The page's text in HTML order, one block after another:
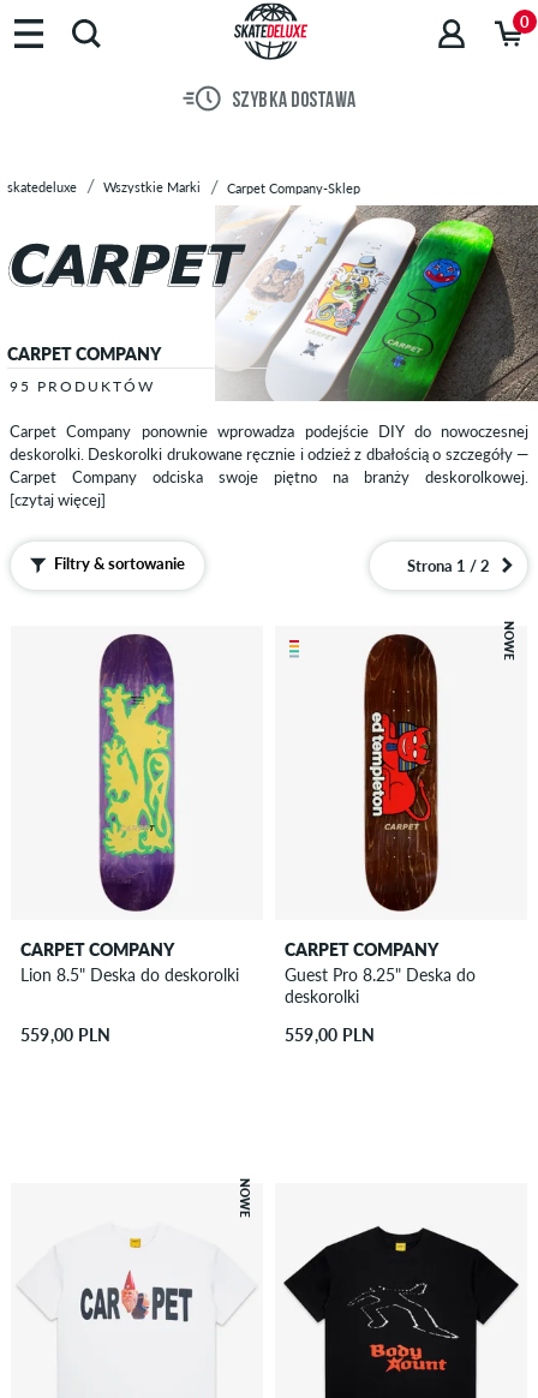
Marki
Deskorolki
Sale
0
SZYBKA DOSTAWA
skatedeluxe Wszystkie Marki Carpet Company-Sklep
CARPET COMPANY
95 PRODUKTÓW
Carpet Company ponownie wprowadza podejście DIY do nowoczesnej
deskorolki. Deskorolki drukowane ręcznie i odzież z dbałością o szczegóły —
Carpet Company odciska swoje piętno na branży deskorolkowej.
[czytaj więcej]
Filtry & sortowanie Strona 1 / 2
CARPET COMPANY
Lion 8.5" Deska do deskorolki
559,00 PLN
NOWE
CARPET COMPANY
Guest Pro 8.25" Deska do
deskorolki
559,00 PLN
NOWE